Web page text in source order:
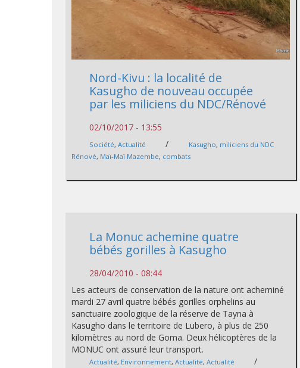
Nord-Kivu : la localité de
Kasugho de nouveau occupée
par les miliciens du NDC/Rénové
02/10/2017 - 13:55
Société,Actualité / Kasugho, miliciens du NDC
Rénové, Maï-Maï Mazembe, combats
La Monuc achemine quatre
bébés gorilles à Kasugho
28/04/2010 - 08:44
Les acteurs de conservation de la nature ont acheminé
mardi 27 avril quatre bébés gorilles orphelins au
sanctuaire zoologique de la réserve de Tayna à
Kasugho dans le territoire de Lubero, à plus de 250
kilomètres au nord de Goma. Deux hélicoptères de la
MONUC ont assuré leur transport.
Actualité, Environnement,Actualité,Actualité /